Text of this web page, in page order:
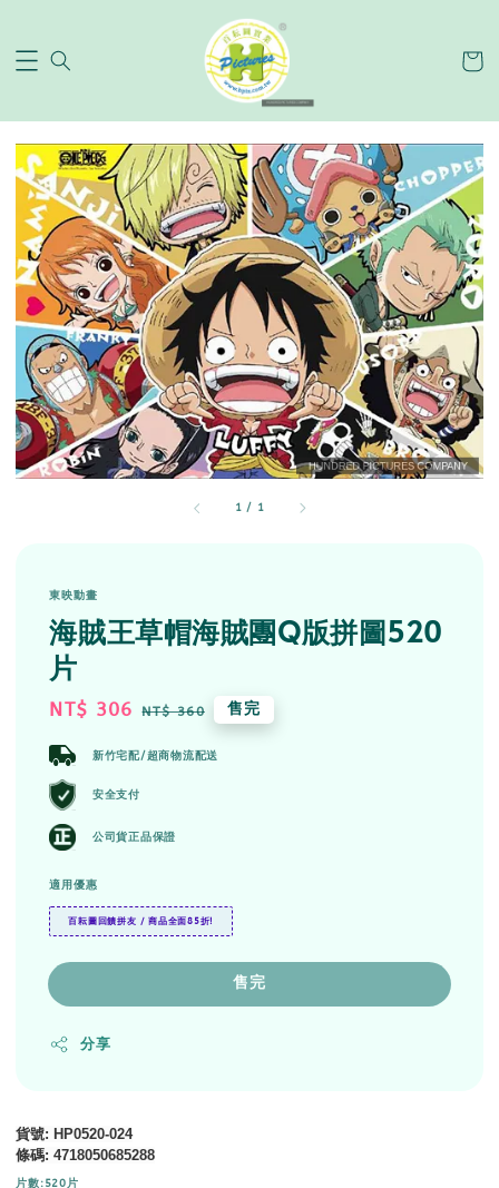
1 / 1
東映動畫
海賊王草帽海賊團Q版拼圖520
片
Sale
NT$ 306 Regular
NT$ 360 售完
新竹宅配/超商物流配送
安全支付
公司貨正品保證
適用優惠
百耘圖回饋拼友 / 商品全面85折!
售完
分享
貨號: HP0520-024
條碼: 4718050685288
片數:520片